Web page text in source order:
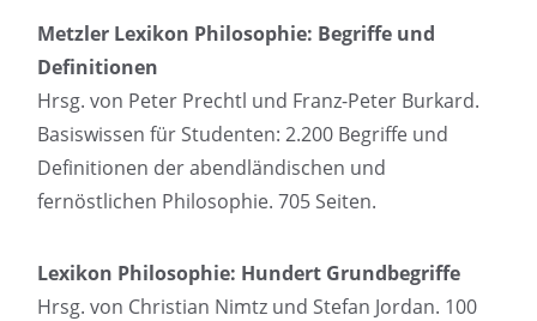
Metzler Lexikon Philosophie: Begriffe und
Definitionen
Hrsg. von Peter Prechtl und Franz-Peter Burkard.
Basiswissen für Studenten: 2.200 Begriffe und
Definitionen der abendländischen und
fernöstlichen Philosophie. 705 Seiten.
Lexikon Philosophie: Hundert Grundbegriffe
Hrsg. von Christian Nimtz und Stefan Jordan. 100